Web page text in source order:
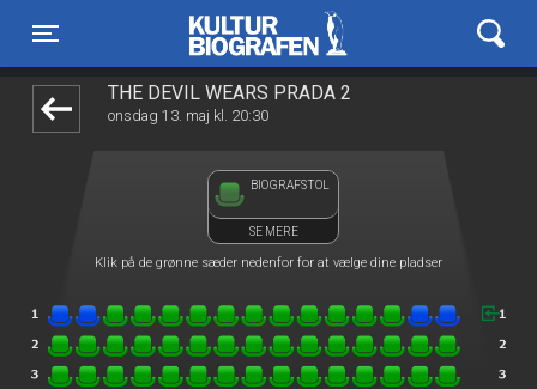
Toggle navigation
Kulturbiografen
THE DEVIL WEARS PRADA 2
onsdag 13. maj kl. 20:30
BIOGRAFSTOL
SE MERE
Klik på de grønne sæder nedenfor for at vælge dine pladser
front05-temp 045229